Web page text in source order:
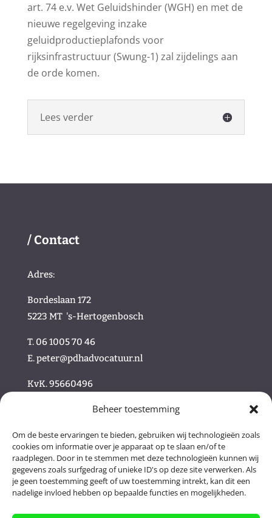
Beheer toestemming
Om de beste ervaringen te bieden, gebruiken wij technologieën zoals
cookies om informatie over je apparaat op te slaan en/of te
raadplegen. Door in te stemmen met deze technologieën kunnen wij
gegevens zoals surfgedrag of unieke ID's op deze site verwerken. Als
je geen toestemming geeft of uw toestemming intrekt, kan dit een
nadelige invloed hebben op bepaalde functies en mogelijkheden.
art. 74 e.v. Wet Geluidshinder (WGH) en met de
nieuwe regelgeving inzake
geluidproductieplafonds voor
rijksinfrastructuur (Swung-1) zal zijdelings aan
de orde komen.
Lees verder
/ Contact
Adres:
Bordeslaan 172
5223 MT 's-Hertogenbosch
T. 06 1005 70 46
E.peter@pdhadvocatuur.nl
KvK.95660496
/ Volg ons online